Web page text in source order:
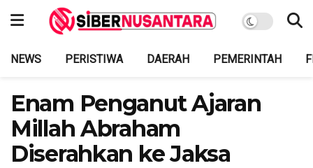
NEWS PERISTIWA DAERAH PEMERINTAH
Enam Penganut Ajaran
Millah Abraham
Diserahkan ke Jaksa